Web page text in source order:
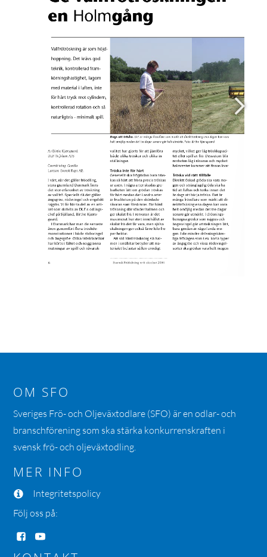
OM SFO
Sveriges Frö- och Oljeväxtodlare (SFO) är en odlar- och
branschförening som ska stärka konkurrenskraften i
svensk frö- och oljeväxtodling.
MER INFO
Integritetspolicy
Följ oss på: